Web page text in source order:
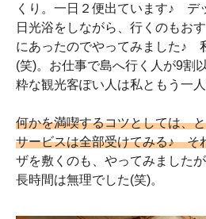
くり。一日２便出ています♪ デ
日光浴をしながら、行くのもお
にあったのでやってみました♪
(笑)。お仕事で島へ行く人が9割
粋な観光客ぽい人は私ともう一
何かを満喫するコツとしては、
サービスは全部受けてみる♪ そ
ザを敷くのも、やってみました
長時間は無理でした(笑)。